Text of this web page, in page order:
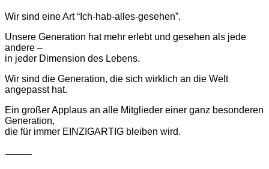
Wir sind eine Art “Ich-hab-alles-gesehen”.
Unsere Generation hat mehr erlebt und gesehen als jede
andere –
in jeder Dimension des Lebens.
Wir sind die Generation, die sich wirklich an die Welt
angepasst hat.
Ein großer Applaus an alle Mitglieder einer ganz besonderen
Generation,
die für immer EINZIGARTIG bleiben wird.
⸻